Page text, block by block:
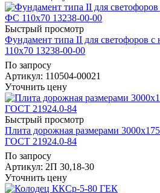
Быстрый просмотр
Фундамент типа II для светофоров
110х70 13238-00-00
По запросу
Артикул: 110504-00021
Уточнить цену
Быстрый просмотр
Плита дорожная размерами
ГОСТ 21924.0-84
По запросу
Артикул: 2П 30,18-30
Уточнить цену